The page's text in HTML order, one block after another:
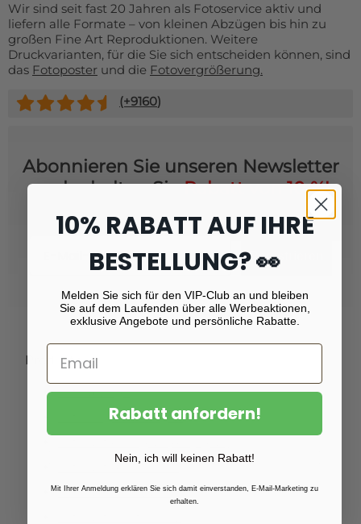
Wir sind seit fast 20 Jahren als Fotoservice aktiv und
liefern alle Formate – von kleinen Abzügen bis hin zu
großen Fine Art Reproduktionen. Weitere
Druckvarianten, für die Sie sich entscheiden können, sind
das Fotoposter und die Fotovergrößerung.
(+9160)
Abonnieren Sie unseren Newsletter
und erhalten SieRabatt von 10 %!
Registrieren
Produkte
Fotoabzüge
Fotovergrößerungen
Foto auf Aluminium
Foto auf Leinwand
10% RABATT AUF IHRE
BESTELLUNG? 👀
Melden Sie sich für den VIP-Club an und bleiben
Sie auf dem Laufenden über alle Werbeaktionen,
exklusive Angebote und persönliche Rabatte.
Rabatt anfordern!
Nein, ich will keinen Rabatt!
Mit Ihrer Anmeldung erklären Sie sich damit einverstanden, E-Mail-Marketing zu
erhalten.